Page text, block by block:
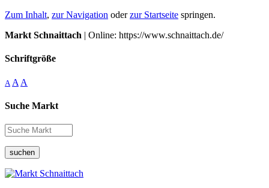
Zum Inhalt, zur Navigation oderzur Startseite springen.
Markt Schnaittach | Online: https://www.schnaittach.de/
Schriftgröße
A A A
Suche Markt
suchen